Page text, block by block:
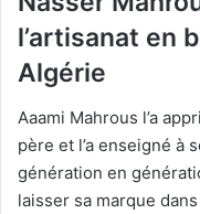
l’artisanat en
Algérie
Aaami Mahrous l’a
père et l’a enseigné à
génération en
laisser sa marque